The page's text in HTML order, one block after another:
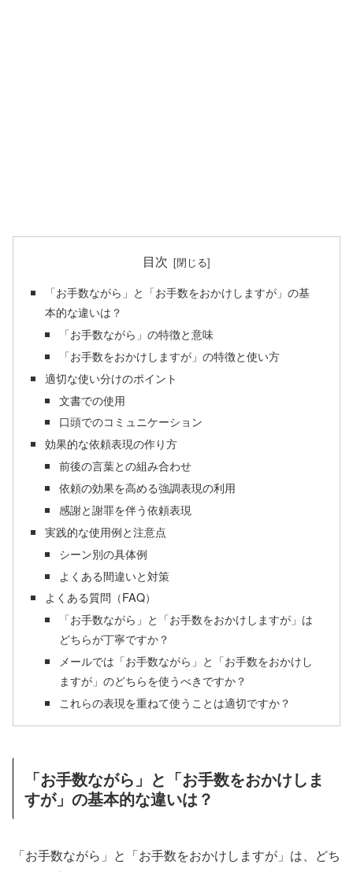
目次
「お手数ながら」と「お手数をおかけしますが」の基
本的な違いは？
「お手数ながら」の特徴と意味
「お手数をおかけしますが」の特徴と使い方
適切な使い分けのポイント
文書での使用
口頭でのコミュニケーション
効果的な依頼表現の作り方
前後の言葉との組み合わせ
依頼の効果を高める強調表現の利用
感謝と謝罪を伴う依頼表現
実践的な使用例と注意点
シーン別の具体例
よくある間違いと対策
よくある質問（FAQ）
「お手数ながら」と「お手数をおかけしますが」は
どちらが丁寧ですか？
メールでは「お手数ながら」と「お手数をおかけし
ますが」のどちらを使うべきですか？
これらの表現を重ねて使うことは適切ですか？
「お手数ながら」と「お手数をおかけしま
すが」の基本的な違いは？
「お手数ながら」と「お手数をおかけしますが」は、どち